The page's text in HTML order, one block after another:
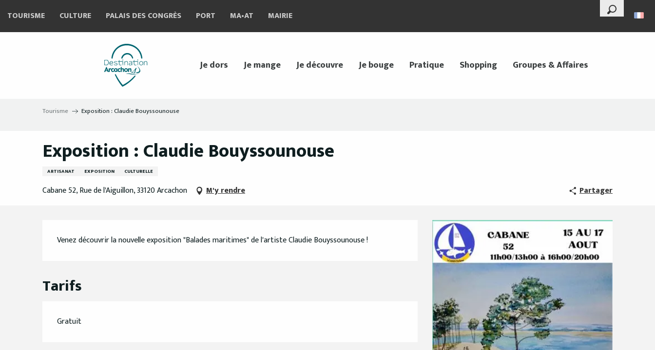
contenu
--°
Recherche
TOURISME CULTURE PALAIS DES CONGRÈS PORT MAIRIE
MA•AT
Je dors Je mange Je découvre Je bouge Pratique Shopping Groupes & Affaires
Tourisme Exposition : Claudie Bouyssounouse
Exposition : Claudie Bouyssounouse
ARTISANAT EXPOSITION CULTURELLE
Cabane 52, Rue de l'Aiguillon, 33120 Arcachon M'y rendre Partager
Description
Venez découvrir la nouvelle exposition "Balades maritimes" de l'artiste Claudie Bouyssounouse !
Tarifs
Gratuit